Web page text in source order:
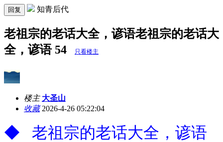
回复 知青后代
老祖宗的老话大全，谚语老祖宗的老话大
全，谚语 54
只看楼主
楼主 大圣山
收藏2026-4-26 05:22:04
◆ 老祖宗的老话大全，谚语